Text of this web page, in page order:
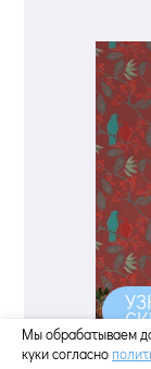
Мы обрабатываем
куки согласно